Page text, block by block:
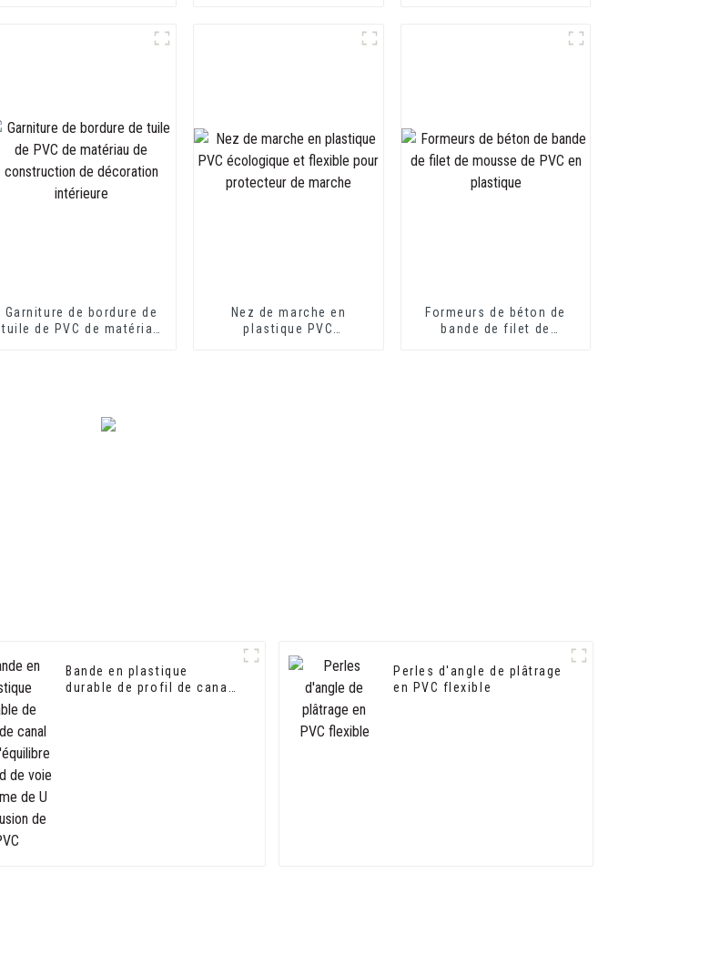
Garniture de bordure de
tuile de PVC de matériau
Nez de marche en
plastique PVC
Formeurs de béton de
bande de filet de
Bande en plastique
durable de profil de canal
Perles d'angle de plâtrage
en PVC flexible